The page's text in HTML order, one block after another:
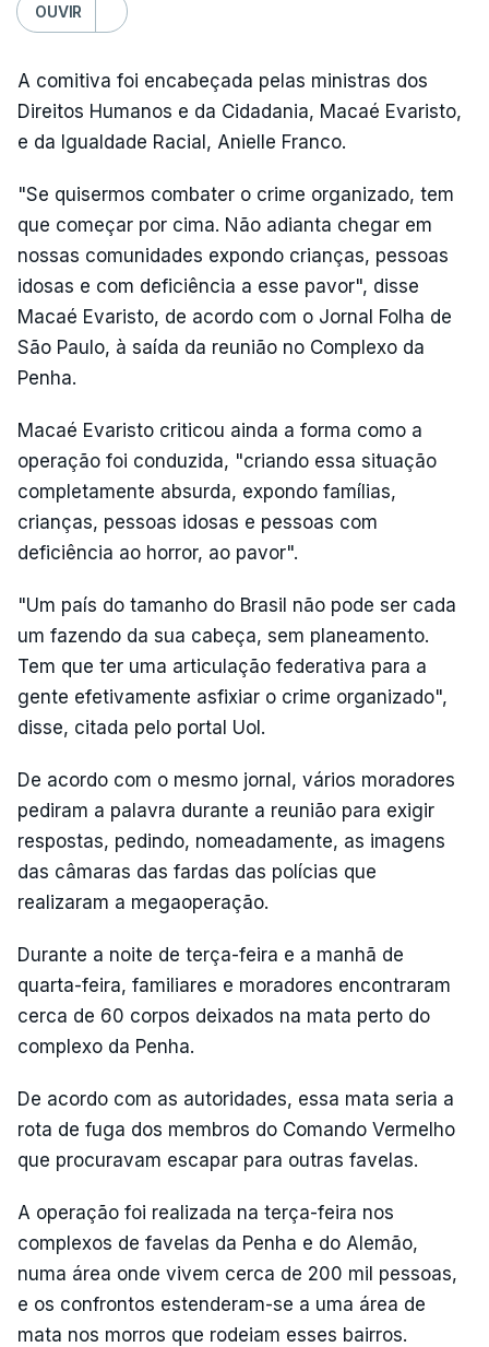
OUVIR
A comitiva foi encabeçada pelas ministras dos
Direitos Humanos e da Cidadania, Macaé Evaristo,
e da Igualdade Racial, Anielle Franco.
"Se quisermos combater o crime organizado, tem
que começar por cima. Não adianta chegar em
nossas comunidades expondo crianças, pessoas
idosas e com deficiência a esse pavor", disse
Macaé Evaristo, de acordo com o Jornal Folha de
São Paulo, à saída da reunião no Complexo da
Penha.
Macaé Evaristo criticou ainda a forma como a
operação foi conduzida, "criando essa situação
completamente absurda, expondo famílias,
crianças, pessoas idosas e pessoas com
deficiência ao horror, ao pavor".
"Um país do tamanho do Brasil não pode ser cada
um fazendo da sua cabeça, sem planeamento.
Tem que ter uma articulação federativa para a
gente efetivamente asfixiar o crime organizado",
disse, citada pelo portal Uol.
De acordo com o mesmo jornal, vários moradores
pediram a palavra durante a reunião para exigir
respostas, pedindo, nomeadamente, as imagens
das câmaras das fardas das polícias que
realizaram a megaoperação.
Durante a noite de terça-feira e a manhã de
quarta-feira, familiares e moradores encontraram
cerca de 60 corpos deixados na mata perto do
complexo da Penha.
De acordo com as autoridades, essa mata seria a
rota de fuga dos membros do Comando Vermelho
que procuravam escapar para outras favelas.
A operação foi realizada na terça-feira nos
complexos de favelas da Penha e do Alemão,
numa área onde vivem cerca de 200 mil pessoas,
e os confrontos estenderam-se a uma área de
mata nos morros que rodeiam esses bairros.